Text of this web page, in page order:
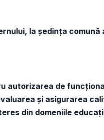
la ședința
autorizarea de
și asigurarea
din domeniile